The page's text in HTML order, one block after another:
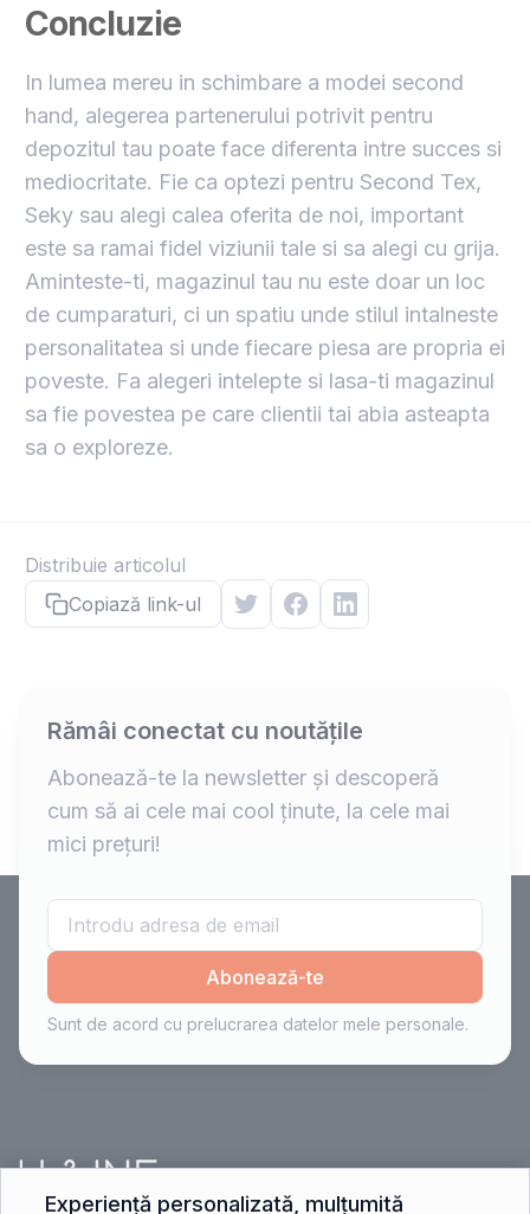
Concluzie
In lumea mereu in schimbare a modei second
hand, alegerea partenerului potrivit pentru
depozitul tau poate face diferenta intre succes si
mediocritate. Fie ca optezi pentru Second Tex,
Seky sau alegi calea oferita de noi, important
este sa ramai fidel viziunii tale si sa alegi cu grija.
Aminteste-ti, magazinul tau nu este doar un loc
de cumparaturi, ci un spatiu unde stilul intalneste
personalitatea si unde fiecare piesa are propria ei
poveste. Fa alegeri intelepte si lasa-ti magazinul
sa fie povestea pe care clientii tai abia asteapta
sa o exploreze.
Distribuie articolul
Copiază link-ul
Rămâi conectat cu noutățile
Abonează-te la newsletter și descoperă
cum să ai cele mai cool ținute, la cele mai
mici prețuri!
Abonează-te
Sunt de acord cu prelucrarea datelor mele personale.
Experiență personalizată, mulțumită